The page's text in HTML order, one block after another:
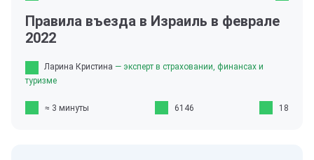
Правила въезда в Израиль в феврале
2022
Ларина Кристина — эксперт в страховании, финансах и
туризме
≈ 3 минуты 6146 18